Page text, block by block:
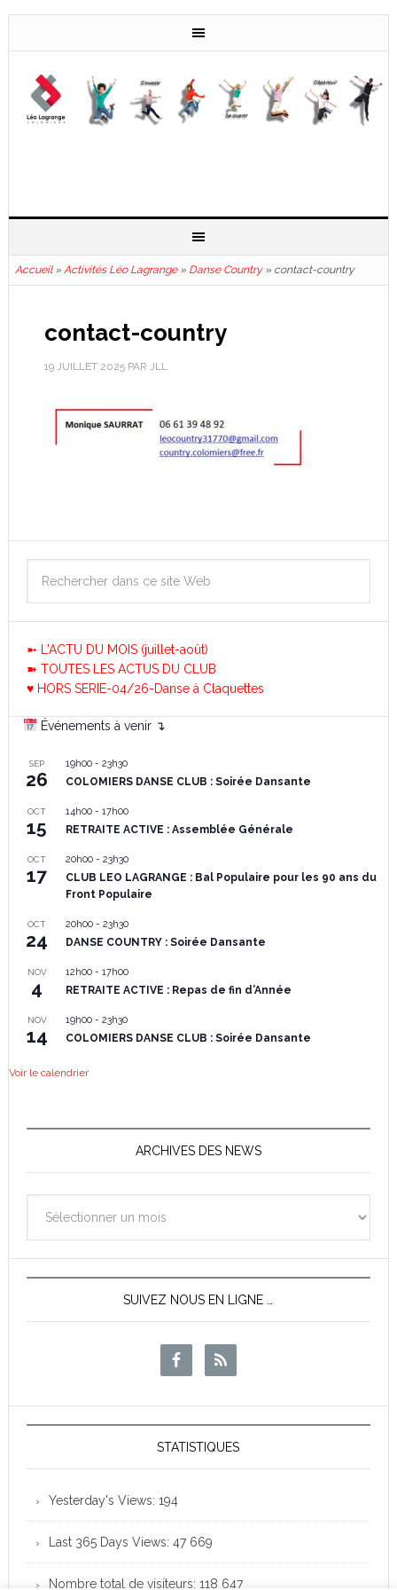
Accueil» Activités Léo Lagrange» Danse Country» contact-country
contact-country
19 JUILLET 2025PAR JLL
➼ L'ACTU DU MOIS (juillet-août)
➽ TOUTES LES ACTUS DU CLUB
♥ HORS SERIE-04/26-Danse à Claquettes
Événements à venir ↴
SEP
26
19h00- 23h30
COLOMIERS DANSE CLUB : Soirée Dansante
OCT
15
14h00- 17h00
RETRAITE ACTIVE : Assemblée Générale
OCT
17
20h00- 23h30
CLUB LEO LAGRANGE : Bal Populaire pour les 90 ans du
Front Populaire
OCT
24
20h00- 23h30
DANSE COUNTRY : Soirée Dansante
NOV
4
12h00- 17h00
RETRAITE ACTIVE : Repas de fin d’Année
NOV
14
19h00- 23h30
COLOMIERS DANSE CLUB : Soirée Dansante
Voir le calendrier
ARCHIVES DES NEWS
des
News
SUIVEZ NOUS EN LIGNE …
STATISTIQUES
Yesterday's Views: 194
Last 365 Days Views: 47 669
Nombre total de visiteurs: 118 647